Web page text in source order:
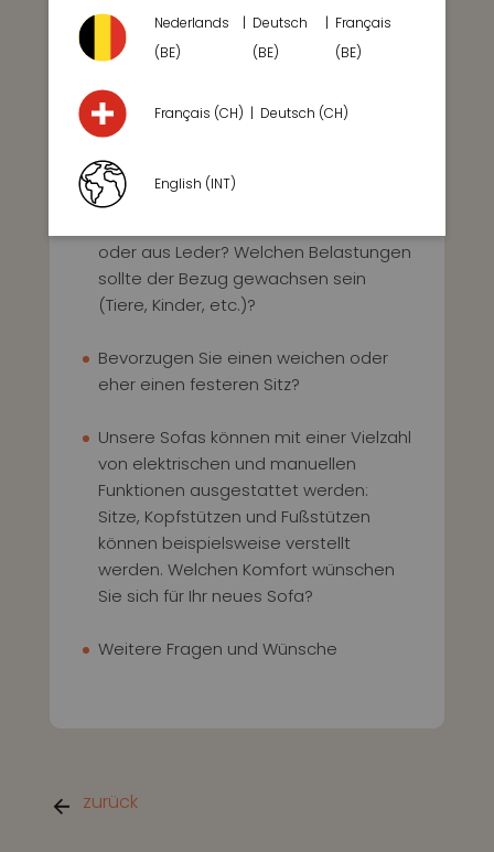
Möchten Sie das Sofa in eine
bestimmte Richtung ausrichten
(Kamin, Fernseher, etc.)?
Welche Form sollte Ihr neues Sofa
haben: I, L oder U?
oder aus Leder? Welchen Belastungen
sollte der Bezug gewachsen sein
(Tiere, Kinder, etc.)?
Bevorzugen Sie einen weichen oder
eher einen festeren Sitz?
Unsere Sofas können mit einer Vielzahl
von elektrischen und manuellen
Funktionen ausgestattet werden:
Sitze, Kopfstützen und Fußstützen
können beispielsweise verstellt
werden. Welchen Komfort wünschen
Sie sich für Ihr neues Sofa?
Weitere Fragen und Wünsche
zurück
Nederlands
(BE)
Deutsch
(BE)
Français
(BE)
Français (CH) Deutsch (CH)
English (INT)